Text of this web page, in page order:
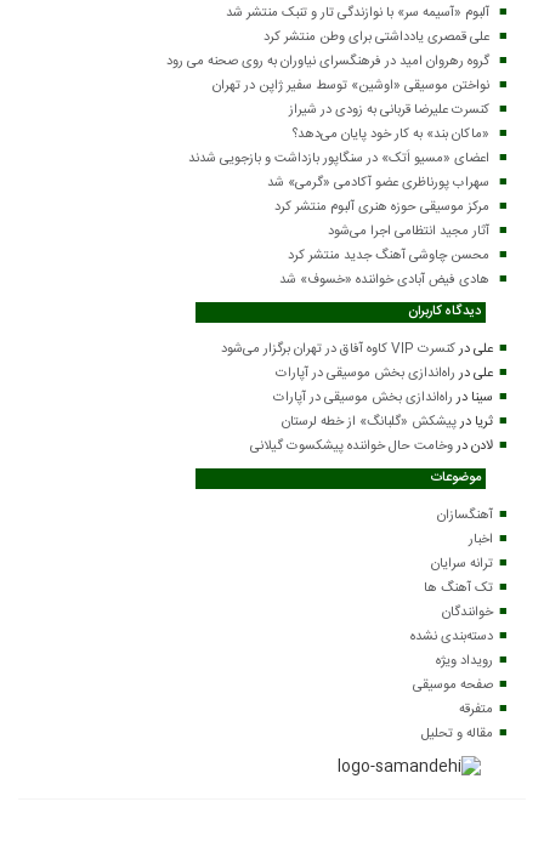
آلبوم «آسیمه سر» با نوازندگی تار و تنبک منتشر شد
علی قمصری یادداشتی برای وطن منتشر کرد
گروه رهروان امید در فرهنگسرای نیاوران به روی صحنه می رود
نواختن موسیقی «اوشین» توسط سفیر ژاپن در تهران
کنسرت علیرضا قربانی به زودی در شیراز
«ماکان بند» به کار خود پایان می‌دهد؟
اعضای «مسیو اَتک» در سنگاپور بازداشت و بازجویی شدند
سهراب پورناظری عضو آکادمی «گرمی» شد
مرکز موسیقی حوزه هنری آلبوم منتشر کرد
آثار مجید انتظامی اجرا می‌شود
محسن چاوشی آهنگ جدید منتشر کرد
هادی فیض آبادی خواننده «خسوف» شد
دیدگاه کاربران
علیدرکنسرت VIP کاوه آفاق در تهران برگزار می‌شود
علیدرراه‌اندازی بخش موسیقی در آپارات
سینا درراه‌اندازی بخش موسیقی در آپارات
ثریا درپیشکش «گلبانگ» از خطه لرستان
لادندروخامت حال خواننده پیشکسوت گیلانی
موضوعات
آهنگسازان
اخبار
ترانه سرایان
تک آهنگ ها
خوانندگان
دسته‌بندی نشده
رویداد ویژه
صفحه موسیقی
متفرقه
مقاله و تحلیل